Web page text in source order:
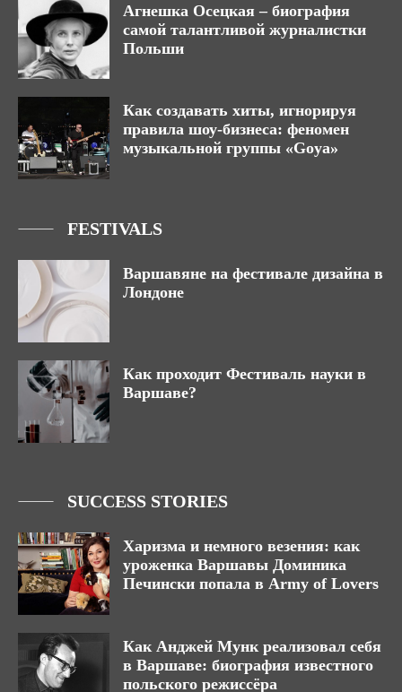
Агнешка Осецкая – биография
самой талантливой журналистки
Польши
Как создавать хиты, игнорируя
правила шоу-бизнеса: феномен
музыкальной группы «Goya»
FESTIVALS
Варшавяне на фестивале дизайна в
Лондоне
Как проходит Фестиваль науки в
Варшаве?
SUCCESS STORIES
Харизма и немного везения: как
уроженка Варшавы Доминика
Печински попала в Army of Lovers
Как Анджей Мунк реализовал себя
в Варшаве: биография известного
польского режиссёра